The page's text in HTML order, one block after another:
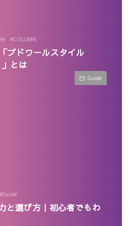
#COLUMN
ブドワールスタイル
とは
Guide
#Guide
と選び方｜初心者でもわ